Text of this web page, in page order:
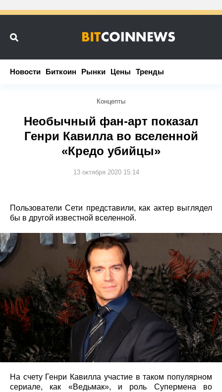
Новости Биткоин Рынки Цены Тренды
Новости Биткоин Рынки Цены Тренды
Концепты
Необычный фан-арт показал
Генри Кавилла во вселенной
«Кредо убийцы»
13 октября 2020 15:14
Пользователи Сети представили, как актер выглядел
бы в другой известной вселенной.
На счету Генри Кавилла участие в таком популярном
сериале, как «Ведьмак», и роль Супермена во